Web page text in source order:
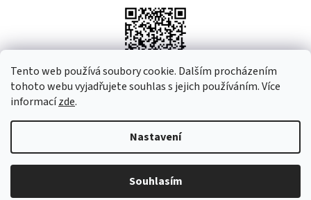
Tento web používá soubory cookie. Dalším procházením
tohoto webu vyjadřujete souhlas s jejich používáním. Více
informacízde.
Nastavení
Souhlasím
Copyright 2026Remeda. Všechna práva vyhrazena.Upravit
nastavení cookies